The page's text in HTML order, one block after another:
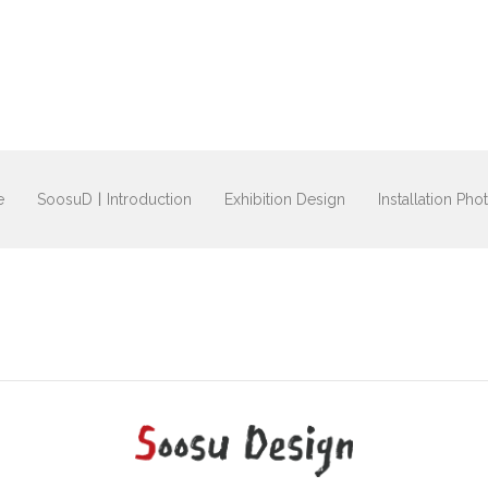
SoosuDㅣIntroduction Exhibition Design Installation